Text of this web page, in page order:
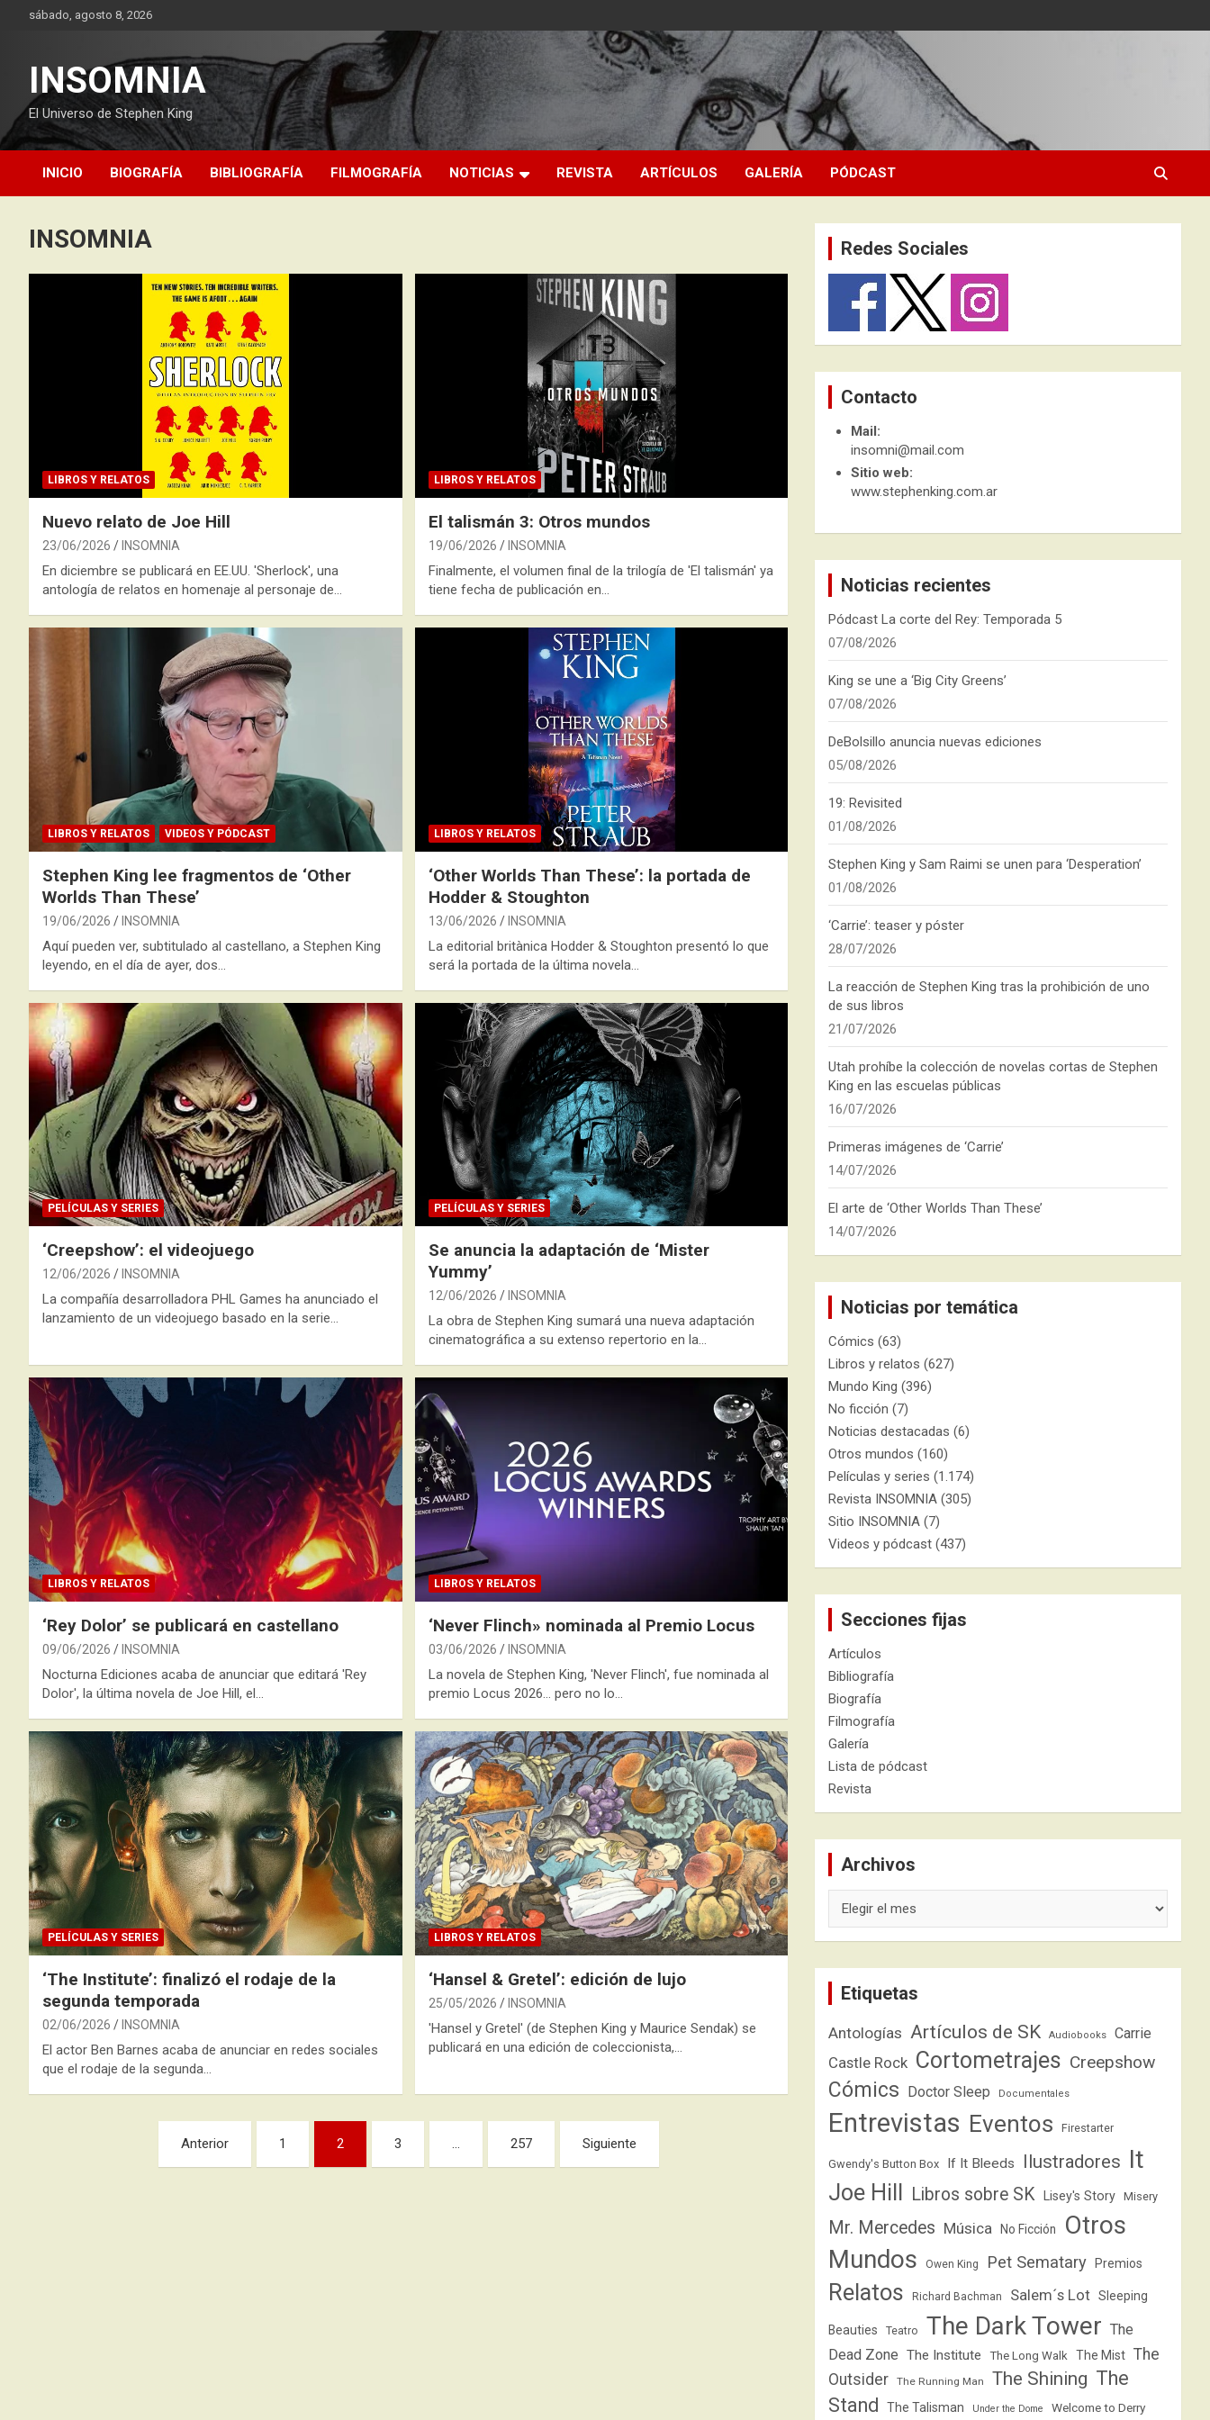
sábado, agosto 8, 2026
INSOMNIA
El Universo de Stephen King
INICIO BIOGRAFÍA BIBLIOGRAFÍA FILMOGRAFÍA NOTICIAS REVISTA ARTÍCULOS GALERÍA PÓDCAST
INSOMNIA
LIBROS Y RELATOS
Nuevo relato de Joe Hill
23/06/2026 INSOMNIA
En diciembre se publicará en EE.UU. 'Sherlock', una
antología de relatos en homenaje al personaje de…
LIBROS Y RELATOS
El talismán 3: Otros mundos
19/06/2026 INSOMNIA
Finalmente, el volumen final de la trilogía de 'El talismán' ya
tiene fecha de publicación en…
LIBROS Y RELATOS VIDEOS Y PÓDCAST
Stephen King lee fragmentos de ‘Other
Worlds Than These’
19/06/2026 INSOMNIA
Aquí pueden ver, subtitulado al castellano, a Stephen King
leyendo, en el día de ayer, dos…
LIBROS Y RELATOS
‘Other Worlds Than These’: la portada de
Hodder & Stoughton
13/06/2026 INSOMNIA
La editorial britànica Hodder & Stoughton presentó lo que
será la portada de la última novela…
PELÍCULAS Y SERIES
‘Creepshow’: el videojuego
12/06/2026 INSOMNIA
La compañía desarrolladora PHL Games ha anunciado el
lanzamiento de un videojuego basado en la serie…
PELÍCULAS Y SERIES
Se anuncia la adaptación de ‘Mister
Yummy’
12/06/2026 INSOMNIA
La obra de Stephen King sumará una nueva adaptación
cinematográfica a su extenso repertorio en la…
LIBROS Y RELATOS
‘Rey Dolor’ se publicará en castellano
09/06/2026 INSOMNIA
Nocturna Ediciones acaba de anunciar que editará 'Rey
Dolor', la última novela de Joe Hill, el…
LIBROS Y RELATOS
‘Never Flinch» nominada al Premio Locus
03/06/2026 INSOMNIA
La novela de Stephen King, 'Never Flinch', fue nominada al
premio Locus 2026… pero no lo…
PELÍCULAS Y SERIES
‘The Institute’: finalizó el rodaje de la
segunda temporada
02/06/2026 INSOMNIA
El actor Ben Barnes acaba de anunciar en redes sociales
que el rodaje de la segunda…
LIBROS Y RELATOS
‘Hansel & Gretel’: edición de lujo
25/05/2026 INSOMNIA
'Hansel y Gretel' (de Stephen King y Maurice Sendak) se
publicará en una edición de coleccionista,…
Anterior 1 2 3 … 257 Siguiente
Redes Sociales
Contacto
Mail:
insomni@mail.com
Sitio web:
www.stephenking.com.ar
Noticias recientes
Pódcast La corte del Rey: Temporada 5
07/08/2026
King se une a ‘Big City Greens’
07/08/2026
DeBolsillo anuncia nuevas ediciones
05/08/2026
19: Revisited
01/08/2026
Stephen King y Sam Raimi se unen para ‘Desperation’
01/08/2026
‘Carrie’: teaser y póster
28/07/2026
La reacción de Stephen King tras la prohibición de uno
de sus libros
21/07/2026
Utah prohíbe la colección de novelas cortas de Stephen
King en las escuelas públicas
16/07/2026
Primeras imágenes de ‘Carrie’
14/07/2026
El arte de ‘Other Worlds Than These’
14/07/2026
Noticias por temática
Cómics (63)
Libros y relatos (627)
Mundo King (396)
No ficción (7)
Noticias destacadas (6)
Otros mundos (160)
Películas y series (1.174)
Revista INSOMNIA (305)
Sitio INSOMNIA (7)
Videos y pódcast (437)
Secciones fijas
Artículos
Bibliografía
Biografía
Filmografía
Galería
Lista de pódcast
Revista
Archivos
Etiquetas
Antologías Artículos de SK Audiobooks Carrie
Castle Rock Cortometrajes Creepshow
Cómics Doctor Sleep Documentales
Entrevistas Eventos Firestarter
Gwendy's Button Box If It Bleeds Ilustradores It
Joe Hill Libros sobre SK Lisey's Story Misery
Mr. Mercedes Música No Ficción
Otros
Mundos
Owen King Pet Sematary Premios
Relatos Richard Bachman Salem´s Lot Sleeping
Beauties Teatro The Dark Tower The
Dead Zone The Institute The Long Walk The Mist The
Outsider
The Running Man The Shining The
Stand
The Talisman Under the Dome Welcome to Derry